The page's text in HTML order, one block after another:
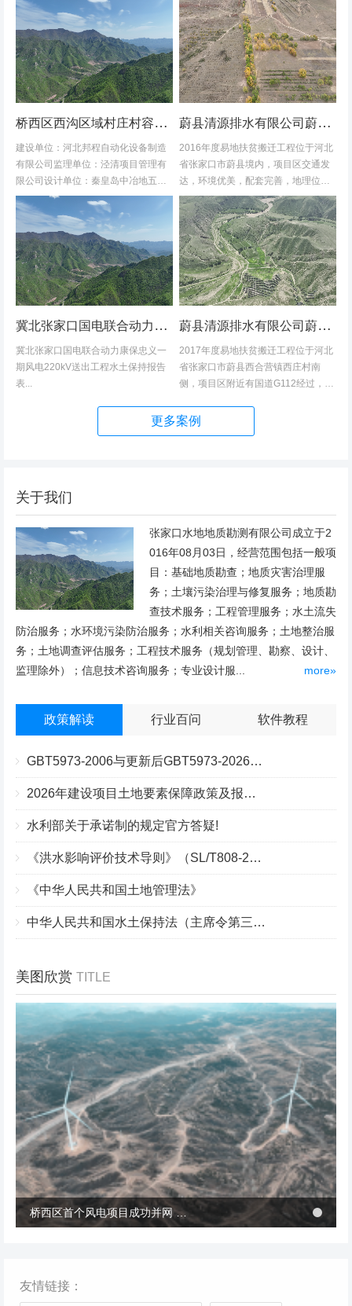
桥西区西沟区域村庄村容村貌改造提升及基础设施建设项目堆料场土地复垦验收资料
建设单位：河北邦程自动化设备制造
有限公司监理单位：泾清项目管理有
限公司设计单位：秦皇岛中冶地五一
五勘测有限公司施工单位：河北康安
劳务派遣有限公司桥西区西沟区域村
庄村容村貌改造提升及基础设施建设
项目堆料...
蔚县清源排水有限公司蔚县2016年度易地扶贫搬迁工程水土保持方案
2016年度易地扶贫搬迁工程位于河北
省张家口市蔚县境内，项目区交通发
达，环境优美，配套完善，地理位置
优越。项目地理位置图见附图1-1。项
目共建12个易地搬迁安置区，分别位
于白草村乡西户庄村、柏树乡柏树...
冀北张家口国电联合动力康保忠义一期风电220kV送出工程水土保持报告表
冀北张家口国电联合动力康保忠义一
期风电220kV送出工程水土保持报告
表...
蔚县清源排水有限公司蔚县2017年度易地扶贫搬迁工程（一期）水土保持方案
2017年度易地扶贫搬迁工程位于河北
省张家口市蔚县西合营镇西庄村南
侧，项目区附近有国道G112经过，交
位置优越。项目地理位置图见附图1。
项目总占地面积14.82hm2,...
更多案例
关于我们
张家口水地地质勘测有限公司成立于2
016年08月03日，经营范围包括一般项
目：基础地质勘查；地质灾害治理服
务；土壤污染治理与修复服务；地质勘
查技术服务；工程管理服务；水土流失
防治服务；水环境污染防治服务；水利相关咨询服务；土地整治服
务；土地调查评估服务；工程技术服务（规划管理、勘察、设计、
监理除外）；信息技术咨询服务；专业设计服...
more»
政策解读 行业百问 软件教程
GBT5973-2006与更新后GBT5973-2026区别你知道几点？
2026年建设项目土地要素保障政策及报批流程
水利部关于承诺制的规定官方答疑!
《洪水影响评价技术导则》（SL/T808-2025）核心解读
《中华人民共和国土地管理法》
中华人民共和国水土保持法（主席令第三十九号）
美图欣赏 TITLE
桥西区首个风电项目成功并网 助力绿电转型与乡村共富
冬季张北风景 桥西区首个风电项目成功并网 助力绿电转型与乡村共富
友情链接：